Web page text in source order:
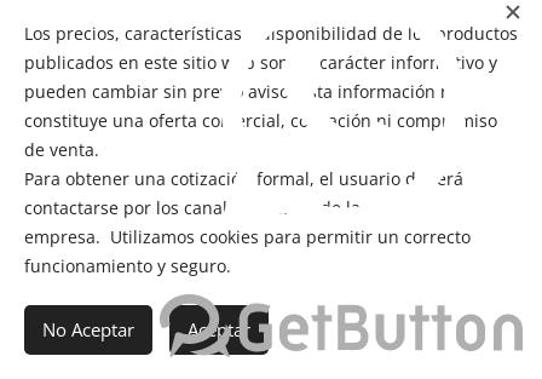
(TRANSMISION
DE
DATOS
CABLEADO
ELECTRICO)
SWITCH
NO
ADMINISTRABLE
SWITCH
ADMINISTRABLES
WEB
CAPTURA
DE
VIDEO
EN
ENTORNOS
DE
BAJA
LUMI
274.200
,00
INTEGRADO,
TECNOLOGIA
DE 1,0
PARA
BAJA
LUMINOSID
,00
POR
UNA
BATERÍA
USB5
SUAVES
CANCIO
,00
2016,
SE
VALIDA
BOLETA
Los precios, características y disponibilidad de los productos
publicados en este sitio web son de carácter informativo y
pueden cambiar sin previo aviso. Esta información no
constituye una oferta comercial, cotización ni compromiso
de venta.
Para obtener una cotización formal, el usuario deberá
contactarse por los canales oficiales de la
empresa. Utilizamos cookies para permitir un correcto
funcionamiento y seguro.
No Aceptar Aceptar